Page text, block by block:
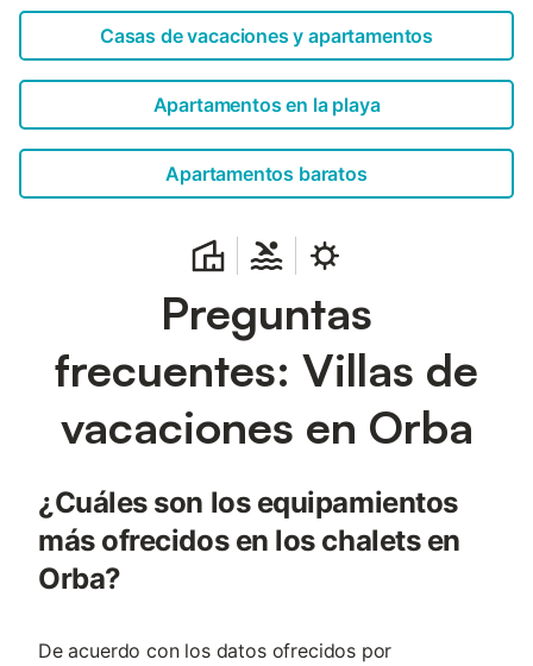
Casas de vacaciones y apartamentos
Apartamentos en la playa
Apartamentos baratos
Preguntas
frecuentes: Villas de
vacaciones en Orba
¿Cuáles son los equipamientos
más ofrecidos en los chalets en
Orba?
De acuerdo con los datos ofrecidos por